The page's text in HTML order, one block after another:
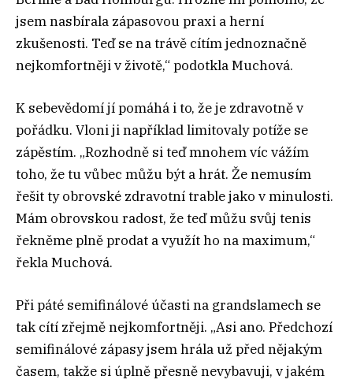
jsem nasbírala zápasovou praxi a herní
zkušenosti. Teď se na trávě cítím jednoznačně
nejkomfortněji v životě,“ podotkla Muchová.
K sebevědomí jí pomáhá i to, že je zdravotně v
pořádku. Vloni ji například limitovaly potíže se
zápěstím. „Rozhodně si teď mnohem víc vážím
toho, že tu vůbec můžu být a hrát. Že nemusím
řešit ty obrovské zdravotní trable jako v minulosti.
Mám obrovskou radost, že teď můžu svůj tenis
řekněme plně prodat a využít ho na maximum,“
řekla Muchová.
Při páté semifinálové účasti na grandslamech se
tak cítí zřejmě nejkomfortněji. „Asi ano. Předchozí
semifinálové zápasy jsem hrála už před nějakým
časem, takže si úplně přesně nevybavuji, v jakém